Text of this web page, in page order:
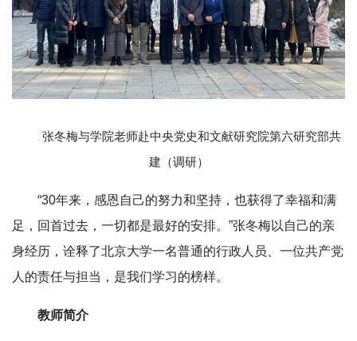
张冬梅与学院老师赴中央党史和文献研究院第六研究部共
建（调研）
“30年来，感恩自己的努力和坚持，也获得了幸福和满
足，回首过去，一切都是最好的安排。”张冬梅以自己的亲
身经历，诠释了北京大学一名普通的行政人员、一位共产党
人的责任与担当，是我们学习的榜样。
教师简介